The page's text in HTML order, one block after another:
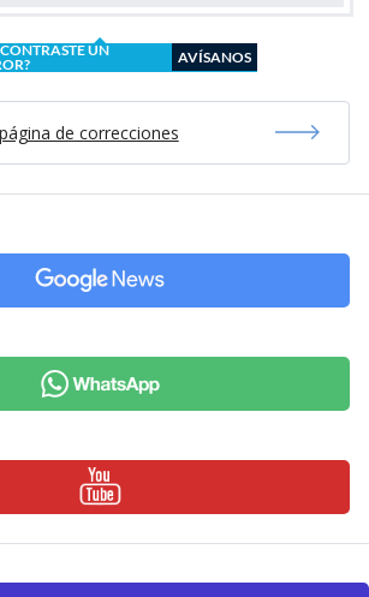
UN
AVÍSANOS
de correcciones